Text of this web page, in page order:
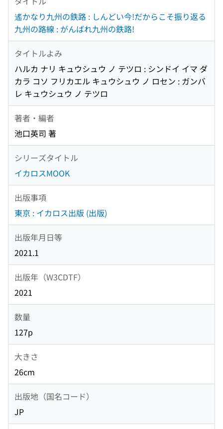
遙かなり九州の鉄路 : しんどい今!だからこそ振り返る
九州の路線 : がんばれ九州の鉄路!
タイトルよみ
ハルカ ナリ キュウシュウ ノ テツロ : シンドイ イマ ダ
カラ コソ フリカエル キュウシュウ ノ ロセン : ガンバ
レ キュウシュウ ノ テツロ
著者・編者
池口英司 著
シリーズタイトル
イカロスMOOK
出版事項
東京 : イカロス出版 (出版)
出版年月日等
2021.1
出版年（W3CDTF）
2021
数量
127p
大きさ
26cm
出版地（国名コード）
JP